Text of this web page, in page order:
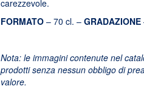
carezzevole.
FORMATO – 70 cl. – GRADAZIONE
Nota: le immagini contenute nel
prodotti senza nessun obbligo di
valore.